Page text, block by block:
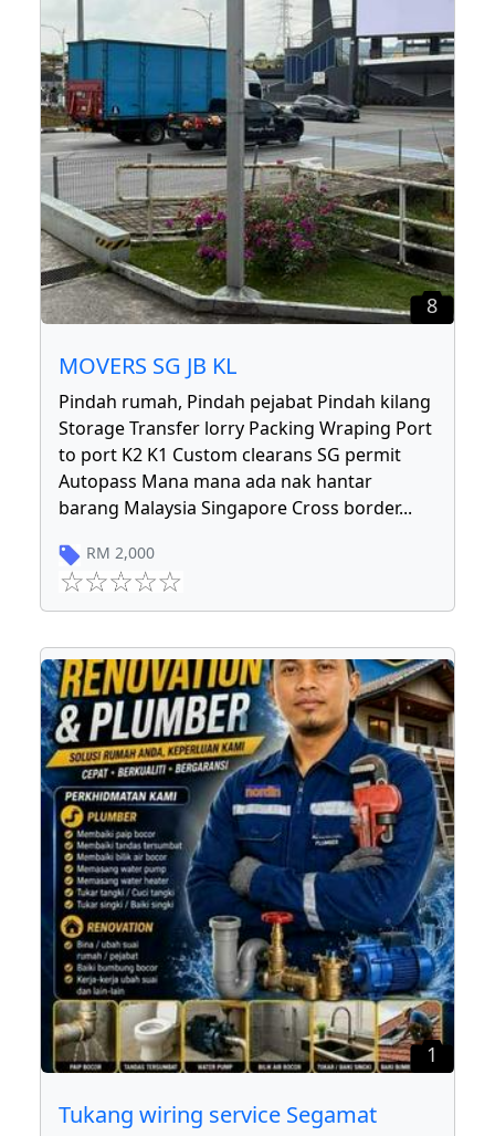
8
MOVERS SG JB KL
Pindah rumah, Pindah pejabat Pindah kilang
Storage Transfer lorry Packing Wraping Port
to port K2 K1 Custom clearans SG permit
Autopass Mana mana ada nak hantar
barang Malaysia Singapore Cross border...
RM 2,000
1
Tukang wiring service Segamat